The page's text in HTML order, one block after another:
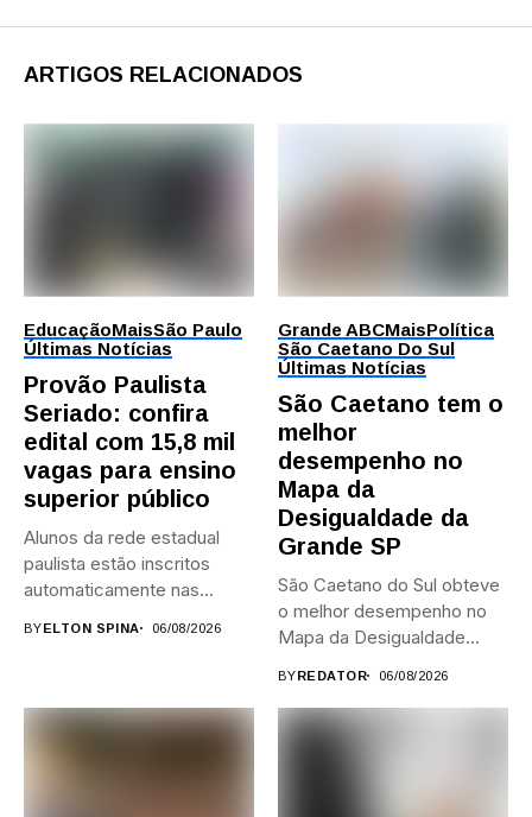
ARTIGOS RELACIONADOS
EducaçãoMaisSão Paulo
Últimas Notícias
Provão Paulista
Seriado: confira
edital com 15,8 mil
vagas para ensino
superior público
Alunos da rede estadual
paulista estão inscritos
automaticamente nas
BYELTON SPINA 06/08/2026
Grande ABCMaisPolítica
São Caetano Do Sul
Últimas Notícias
São Caetano tem o
melhor
desempenho no
Mapa da
Desigualdade da
Grande SP
São Caetano do Sul obteve
o melhor desempenho no
Mapa da Desigualdade...
BYREDATOR 06/08/2026